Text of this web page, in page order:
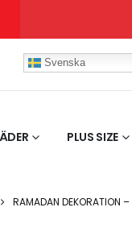
Svenska
PLUS SIZE
RAMADAN DEKORATION –